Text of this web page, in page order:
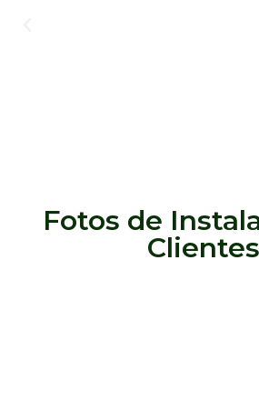
Fotos de
Clientes